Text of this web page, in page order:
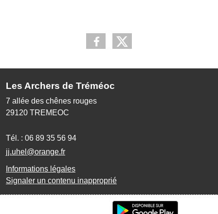
Les Archers de Tréméoc
7 allée des chênes rouges
29120 TREMEOC
Tél. : 06 89 35 56 94
jj.uhel@orange.fr
Informations légales
Signaler un contenu inapproprié